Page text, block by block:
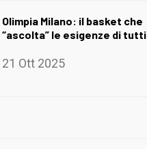
Olimpia Milano: il basket che
“ascolta” le esigenze di tutti
21 Ott 2025